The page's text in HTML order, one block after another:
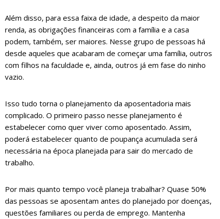
Além disso, para essa faixa de idade, a despeito da maior
renda, as obrigações financeiras com a família e a casa
podem, também, ser maiores. Nesse grupo de pessoas há
desde aqueles que acabaram de começar uma família, outros
com filhos na faculdade e, ainda, outros já em fase do ninho
vazio.
Isso tudo torna o planejamento da aposentadoria mais
complicado. O primeiro passo nesse planejamento é
estabelecer como quer viver como aposentado. Assim,
poderá estabelecer quanto de poupança acumulada será
necessária na época planejada para sair do mercado de
trabalho.
Por mais quanto tempo você planeja trabalhar? Quase 50%
das pessoas se aposentam antes do planejado por doenças,
questões familiares ou perda de emprego. Mantenha